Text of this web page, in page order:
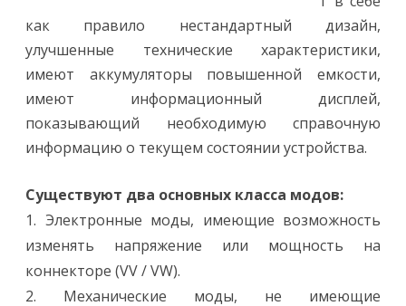
как правило нестандартный дизайн,
улучшенные технические характеристики,
имеют аккумуляторы повышенной емкости,
имеют информационный дисплей,
показывающий необходимую справочную
информацию о текущем состоянии устройства.
Существуют два основных класса модов:
1. Электронные моды, имеющие возможность
изменять напряжение или мощность на
коннекторе (VV / VW).
2. Механические моды, не имеющие